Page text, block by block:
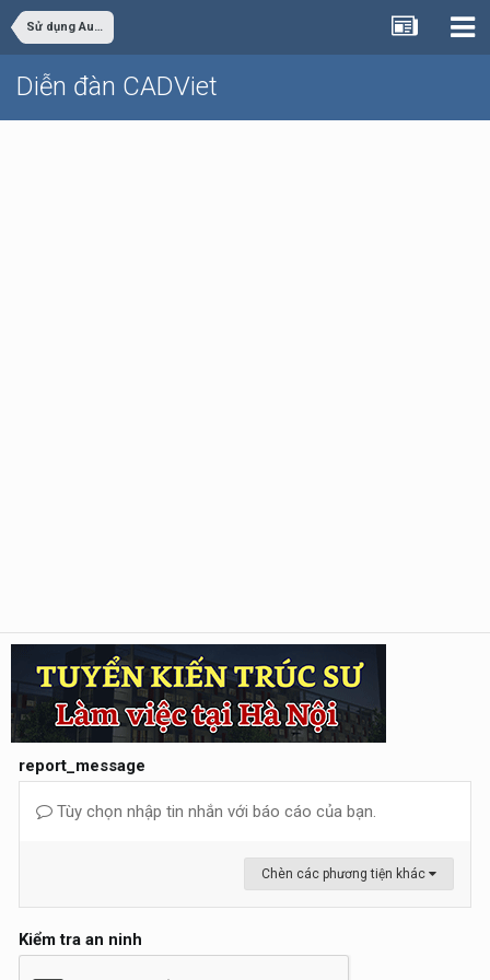
Sử dụng AutoCAD
Diễn đàn CADViet
report_message
Tùy chọn nhập tin nhắn với báo cáo của bạn.
Chèn các phương tiện khác
Kiểm tra an ninh